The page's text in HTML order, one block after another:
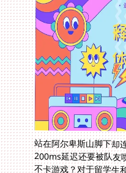
站在阿尔卑斯山脚下却
200ms延迟还要被队友
不卡游戏？对于留学生和
网络延迟如同无形屏障
PPT的痛，只有经历过的
至少要经过十几个路由节
常便饭。当你终于悟到问
正的破局密钥出现了：一
本文将带您解锁流畅国
加速到QQ炫舞跨洲作战